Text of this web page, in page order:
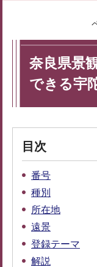
奈良県景
できる宇
目次
番号
種別
所在地
遠景
登録テーマ
解説